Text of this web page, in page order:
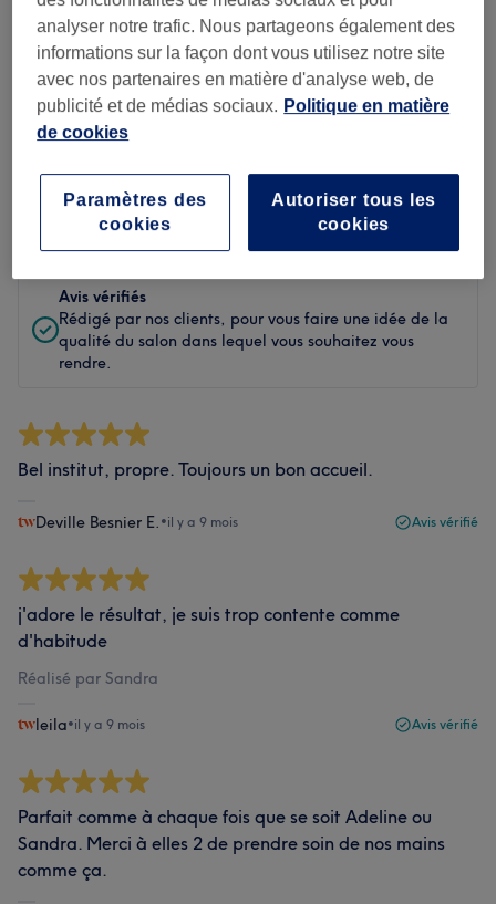
Personnel
Évaluation Filtrer par évaluation
Avis vérifiés
Rédigé par nos clients, pour vous faire une idée de la
qualité du salon dans lequel vous souhaitez vous
rendre.
Bel institut, propre. Toujours un bon accueil.
Deville Besnier E. •il y a 9 mois Avis vérifié
j'adore le résultat, je suis trop contente comme
d'habitude
Réalisé par Sandra
leila•il y a 9 mois Avis vérifié
Parfait comme à chaque fois que se soit Adeline ou
Sandra. Merci à elles 2 de prendre soin de nos mains
comme ça.
analyser notre trafic. Nous partageons également des
informations sur la façon dont vous utilisez notre site
avec nos partenaires en matière d'analyse web, de
publicité et de médias sociaux. Politique en matière
de cookies
Autoriser tous les
cookies
Paramètres des
cookies